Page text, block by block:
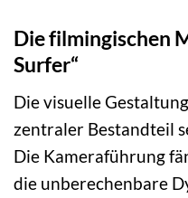
Die filmingischen
Surfer“
Die visuelle
zentraler Bestandteil
Die Kameraführung
die unberechenbare